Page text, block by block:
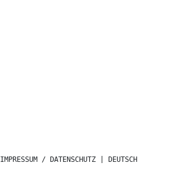
IMPRESSUM / DATENSCHUTZ DEUTSCH